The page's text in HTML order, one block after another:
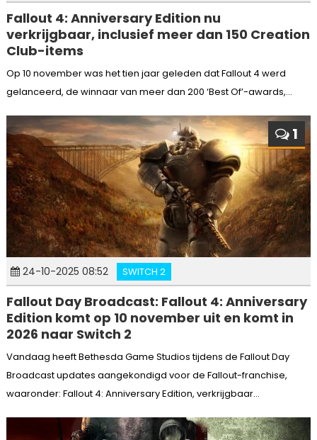
Fallout 4: Anniversary Edition nu
verkrijgbaar, inclusief meer dan 150 Creation
Club-items
Op 10 november was het tien jaar geleden dat Fallout 4 werd
gelanceerd, de winnaar van meer dan 200 ‘Best Of’-awards,...
1
24-10-2025 08:52 SWITCH 2
Fallout Day Broadcast: Fallout 4: Anniversary
Edition komt op 10 november uit en komt in
2026 naar Switch 2
Vandaag heeft Bethesda Game Studios tijdens de Fallout Day
Broadcast updates aangekondigd voor de Fallout-franchise,
waaronder: Fallout 4: Anniversary Edition, verkrijgbaar...